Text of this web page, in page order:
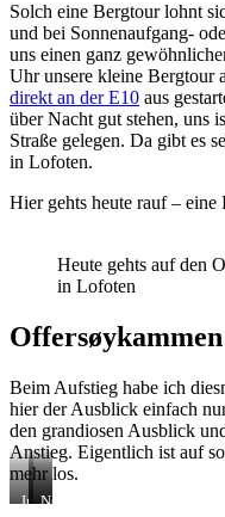
Solch eine Bergtour lohnt
und bei Sonnenaufgang-
uns einen ganz
Uhr unsere kleine Bergtour
direkt an der E10 aus
über Nacht gut stehen, uns
Straße gelegen. Da gibt es
in Lofoten.
Hier gehts heute rauf –
Heute gehts auf den
in Lofoten
Beim Aufstieg habe ich
hier der Ausblick einfach
den grandiosen Ausblick
Anstieg. Eigentlich ist auf
mehr los.
ImmerLofoten
Nico